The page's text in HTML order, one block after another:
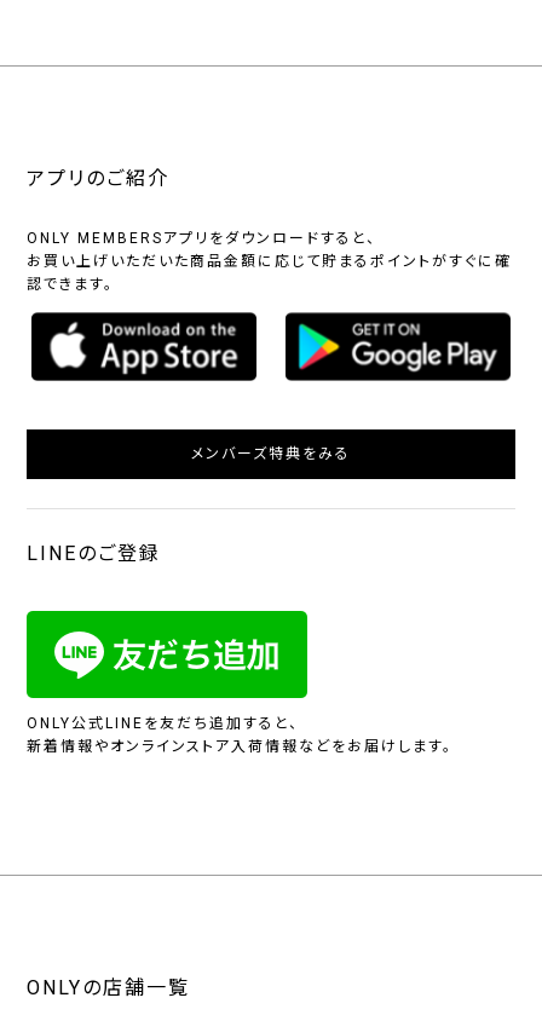
アプリのご紹介
ONLY MEMBERSアプリをダウンロードすると、
お買い上げいただいた商品金額に応じて貯まるポイントがすぐに確
認できます。
メンバーズ特典をみる
LINEのご登録
ONLY公式LINEを友だち追加すると、
新着情報やオンラインストア入荷情報などをお届けします。
ONLYの店舗一覧